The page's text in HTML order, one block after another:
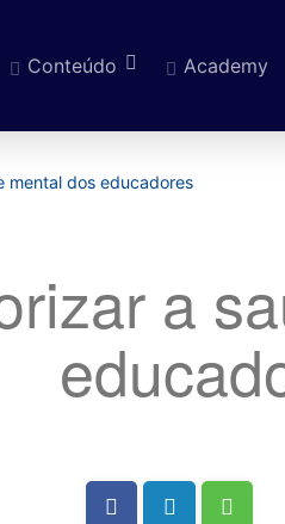
Conteúdo Academy
mental dos educadores
a